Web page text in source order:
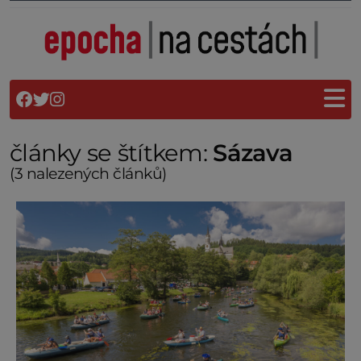
články se štítkem: Sázava
(3 nalezených článků)